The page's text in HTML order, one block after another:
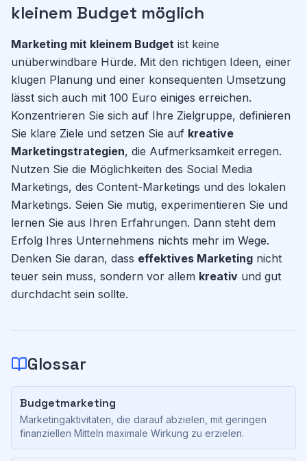
kleinem Budget möglich
Marketing mit kleinem Budget ist keine
unüberwindbare Hürde. Mit den richtigen Ideen, einer
klugen Planung und einer konsequenten Umsetzung
lässt sich auch mit 100 Euro einiges erreichen.
Konzentrieren Sie sich auf Ihre Zielgruppe, definieren
Sie klare Ziele und setzen Sie auf kreative
Marketingstrategien, die Aufmerksamkeit erregen.
Nutzen Sie die Möglichkeiten des Social Media
Marketings, des Content-Marketings und des lokalen
Marketings. Seien Sie mutig, experimentieren Sie und
lernen Sie aus Ihren Erfahrungen. Dann steht dem
Erfolg Ihres Unternehmens nichts mehr im Wege.
Denken Sie daran, dass effektives Marketing nicht
teuer sein muss, sondern vor allem kreativ und gut
durchdacht sein sollte.
Glossar
Budgetmarketing
Marketingaktivitäten, die darauf abzielen, mit geringen
finanziellen Mitteln maximale Wirkung zu erzielen.